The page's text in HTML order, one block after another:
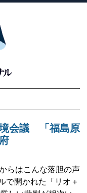
会議 「福島原
府
らはこんな落胆の声
で開かれた「リオ＋